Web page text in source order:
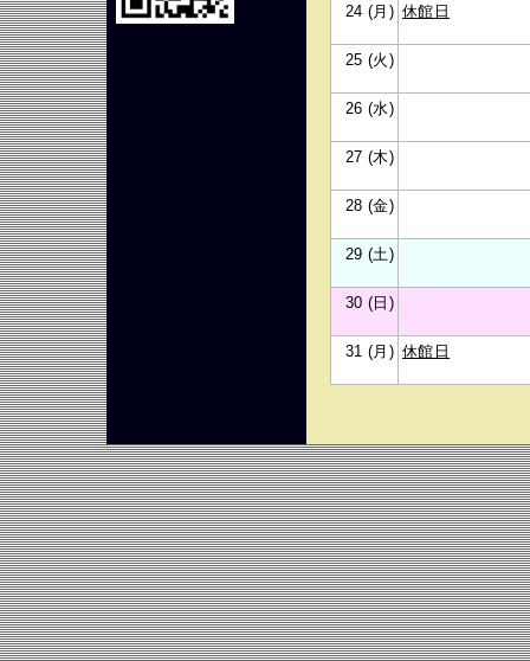
24 (月) 休館日
25 (火)
26 (水)
27 (木)
28 (金)
29 (土)
30 (日)
31 (月) 休館日